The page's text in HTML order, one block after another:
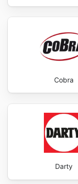
Cobra
Darty